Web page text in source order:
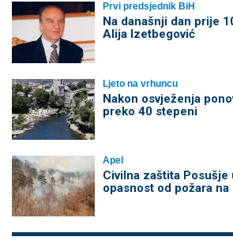
Prvi predsjednik BiH
Na današnji dan prije
Alija Izetbegović
Ljeto na vrhuncu
Nakon osvježenja
preko 40 stepeni
Apel
Civilna zaštita Posušje
opasnost od požara na